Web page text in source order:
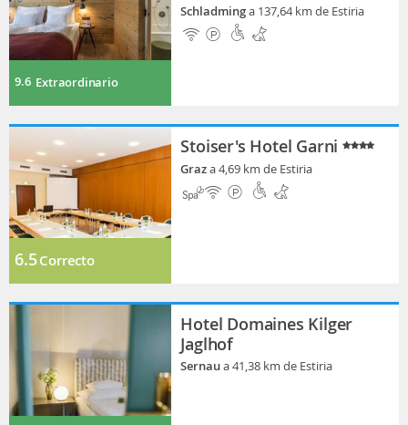
9.6 Extraordinario
Schladminga 137,64 km de Estiria
6.5Correcto
Stoiser's Hotel Garni
Graza 4,69 km de Estiria
Hotel Domaines Kilger
Jaglhof
Sernaua 41,38 km de Estiria